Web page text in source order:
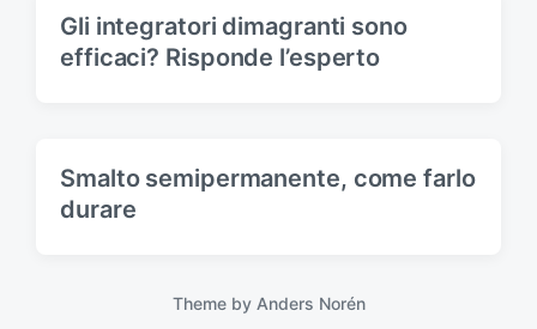
Gli integratori dimagranti sono
efficaci? Risponde l’esperto
Smalto semipermanente, come farlo
durare
Theme by Anders Norén